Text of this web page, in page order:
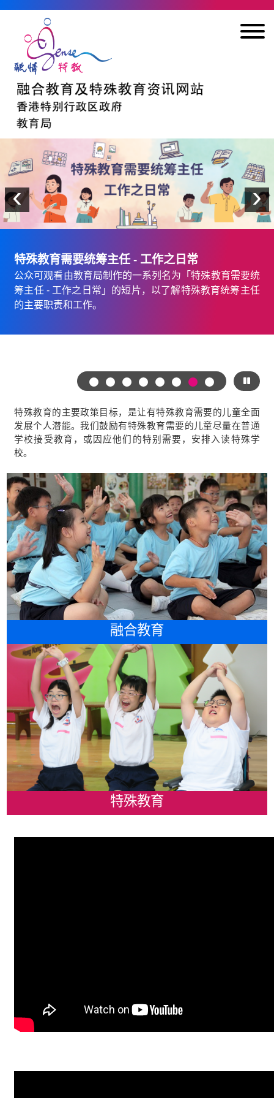
特殊教育需要统筹主任 - 工作之日常
公众可观看由教育局制作的一系列名为「特殊教育需要统
筹主任 - 工作之日常」的短片，以了解特殊教育统筹主任
的主要职责和工作。
上一个
‹ ›
特殊教育的主要政策目标，是让有特殊教育需要的儿童全面
发展个人潜能。我们鼓励有特殊教育需要的儿童尽量在普通
学校接受教育，或因应他们的特别需要，安排入读特殊学
校。
融合教育
特殊教育